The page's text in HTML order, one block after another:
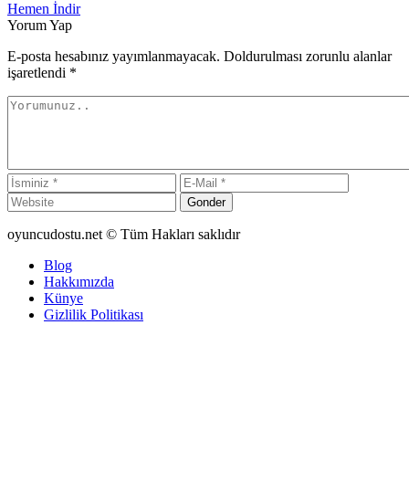
Hemen İndir
Yorum Yap
E-posta hesabınız yayımlanmayacak. Doldurulması zorunlu alanlar
işaretlendi *
Gonder
oyuncudostu.net © Tüm Hakları saklıdır
Blog
Hakkımızda
Künye
Gizlilik Politikası